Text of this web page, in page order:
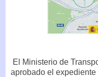
El Ministerio de
aprobado el